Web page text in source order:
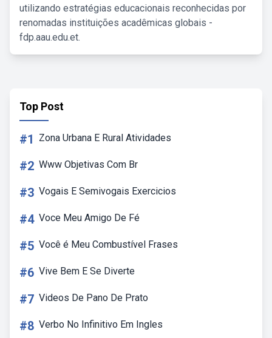
utilizando estratégias educacionais reconhecidas por
renomadas instituições acadêmicas globais -
fdp.aau.edu.et.
Top Post
#1 Zona Urbana E Rural Atividades
#2 Www Objetivas Com Br
#3 Vogais E Semivogais Exercicios
#4 Voce Meu Amigo De Fé
#5 Você é Meu Combustível Frases
#6 Vive Bem E Se Diverte
#7 Videos De Pano De Prato
#8 Verbo No Infinitivo Em Ingles